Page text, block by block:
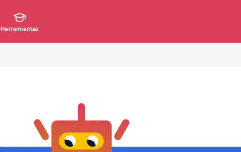
Herramientas